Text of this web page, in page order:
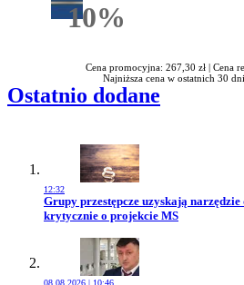
10%Rabatu
Cena promocyjna: 267,30 zł | Cena
Najniższa cena w ostatnich 30
Ostatnio dodane
12:32
Przejdź do artykułu:
Grupy przestępcze uzyskają
krytycznie o projekcie MS
08.08.2026 | 10:46